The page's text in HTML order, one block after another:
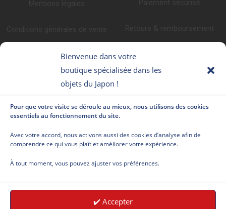
Bienvenue dans votre
boutique spécialisée dans les
objets du Japon !
Pour que votre visite se déroule au mieux, nous utilisons des cookies
essentiels au fonctionnement du site.
Avec votre accord, nous activons aussi des cookies d’analyse afin de
comprendre ce qui vous plaît et améliorer votre expérience.
À tout moment, vous pouvez ajuster vos préférences.
✔️ Accepter
Politique de confidentialité
Faq
CONTACTEZ-NOUS
Le Japonais 79 Av
Clément Ader
Appelez nous au
NOUS SUIVRE